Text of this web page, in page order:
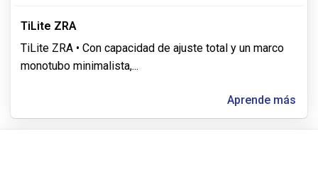
TiLite ZRA
TiLite ZRA • Con capacidad de ajuste total y un marco
monotubo minimalista,...
Aprende más